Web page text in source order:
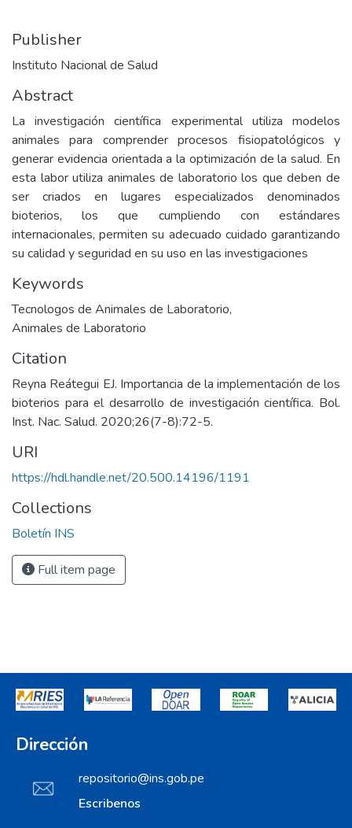
Publisher
Instituto Nacional de Salud
Abstract
La investigación científica experimental utiliza modelos
animales para comprender procesos fisiopatológicos y
generar evidencia orientada a la optimización de la salud. En
esta labor utiliza animales de laboratorio los que deben de
ser criados en lugares especializados denominados
bioterios, los que cumpliendo con estándares
internacionales, permiten su adecuado cuidado garantizando
su calidad y seguridad en su uso en las investigaciones
Keywords
Tecnologos de Animales de Laboratorio,
Animales de Laboratorio
Citation
Reyna Reátegui EJ. Importancia de la implementación de los
bioterios para el desarrollo de investigación científica. Bol.
Inst. Nac. Salud. 2020;26(7-8):72-5.
URI
https://hdl.handle.net/20.500.14196/1191
Collections
Boletín INS
Full item page
Dirección
repositorio@ins.gob.pe
Escribenos